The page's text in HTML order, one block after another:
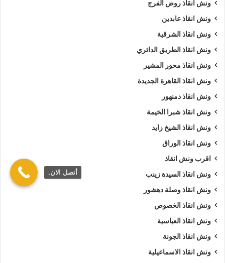
ونش انقاذ روض الفرج
ونش انقاذ عابدين
ونش انقاذ الشرقية
ونش انقاذ الطريق الدائري
ونش انقاذ محور المشير
ونش انقاذ القاهرة الجديدة
ونش انقاذ دمنهور
ونش انقاذ شبرا الخيمة
ونش انقاذ الشيخ زايد
ونش انقاذ الوراق
اقرب ونش انقاذ
ونش انقاذ السيدة زينب
ونش انقاذ وصلة دهشور
ونش انقاذ الخصوص
ونش انقاذ العباسية
ونش انقاذ الجونة
ونش انقاذ الاسماعيلية
أتصل الان.